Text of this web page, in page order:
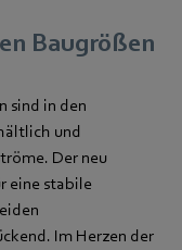
Baugrößen
sind in den
und
Der neu
eine stabile
Im Herzen der